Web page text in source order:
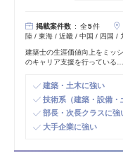
掲載案件数 全5件
陸 / 東海 / 近畿 / 中国 / 四国 /
建築士の生涯価値向上をミッ
のキャリア支援を行っている…
建築・土木に強い
技術系（建築・設備
部長・次長クラスに強
大手企業に強い